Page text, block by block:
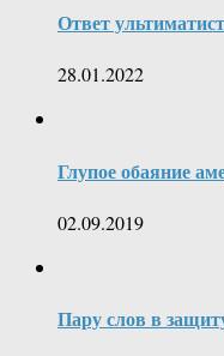
Ответ
28.01.2022
Глупое обаяние
02.09.2019
Пару слов в